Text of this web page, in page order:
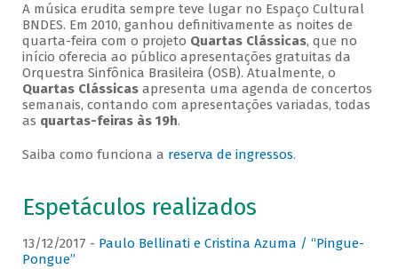
A música erudita sempre teve lugar no Espaço Cultural
BNDES. Em 2010, ganhou definitivamente as noites de
quarta-feira com o projeto Quartas Clássicas, que no
início oferecia ao público apresentações gratuitas da
Orquestra Sinfônica Brasileira (OSB). Atualmente, o
Quartas Clássicasapresenta uma agenda de concertos
semanais, contando com apresentações variadas, todas
as quartas-feiras às 19h.
Saiba como funciona a reserva de ingressos.
Espetáculos realizados
13/12/2017 - Paulo Bellinati e Cristina Azuma / “Pingue-
Pongue”